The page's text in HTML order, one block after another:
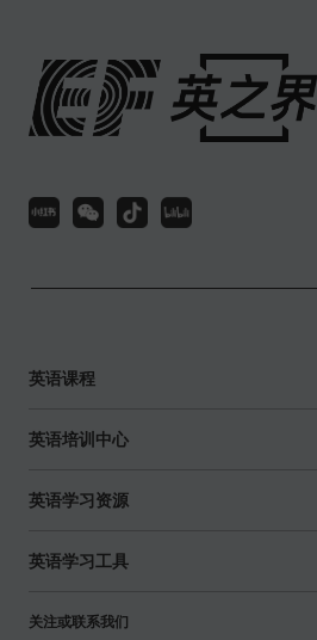
英语课程
英语培训中心
英语学习资源
英语学习工具
关注或联系我们